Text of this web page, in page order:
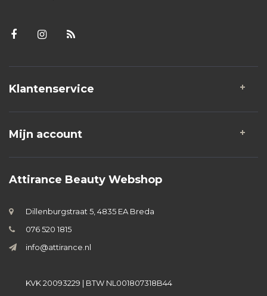
Klantenservice
Mijn account
Attirance Beauty Webshop
Dillenburgstraat 5, 4835 EA Breda
076 520 1815
info@attirance.nl
KVK 20093229 | BTW NL001807318B44